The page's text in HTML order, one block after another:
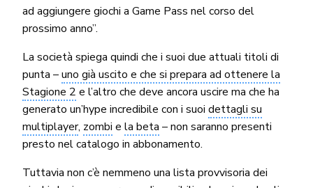
ad aggiungere giochi a Game Pass nel corso del
prossimo anno”.
La società spiega quindi che i suoi due attuali titoli di
punta –uno già uscito e che si prepara ad ottenere la
Stagione 2 e l’altro che deve ancora uscire ma che ha
generato un’hype incredibile con i suoidettagli su
multiplayer, zombi ela beta – non saranno presenti
presto nel catalogo in abbonamento.
Tuttavia non c’è nemmeno una lista provvisoria dei